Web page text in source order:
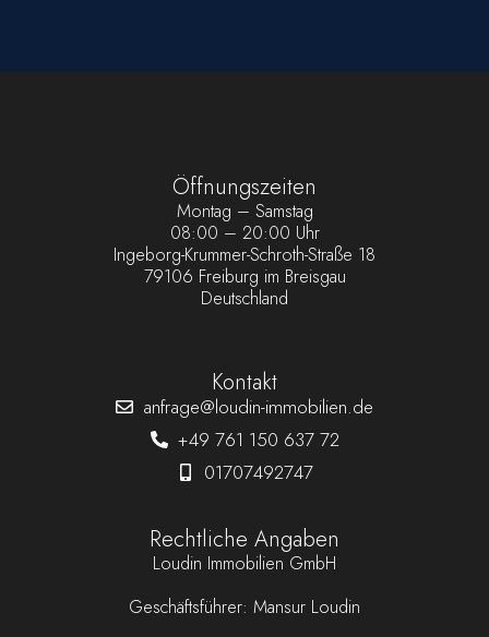
Öffnungszeiten
Montag – Samstag
08:00 – 20:00 Uhr
Ingeborg-Krummer-Schroth-Straße 18
79106 Freiburg im Breisgau
Deutschland
Kontakt
anfrage@loudin-immobilien.de
+49 761 150 637 72
01707492747
Rechtliche Angaben
Loudin Immobilien GmbH
Geschäftsführer: Mansur Loudin